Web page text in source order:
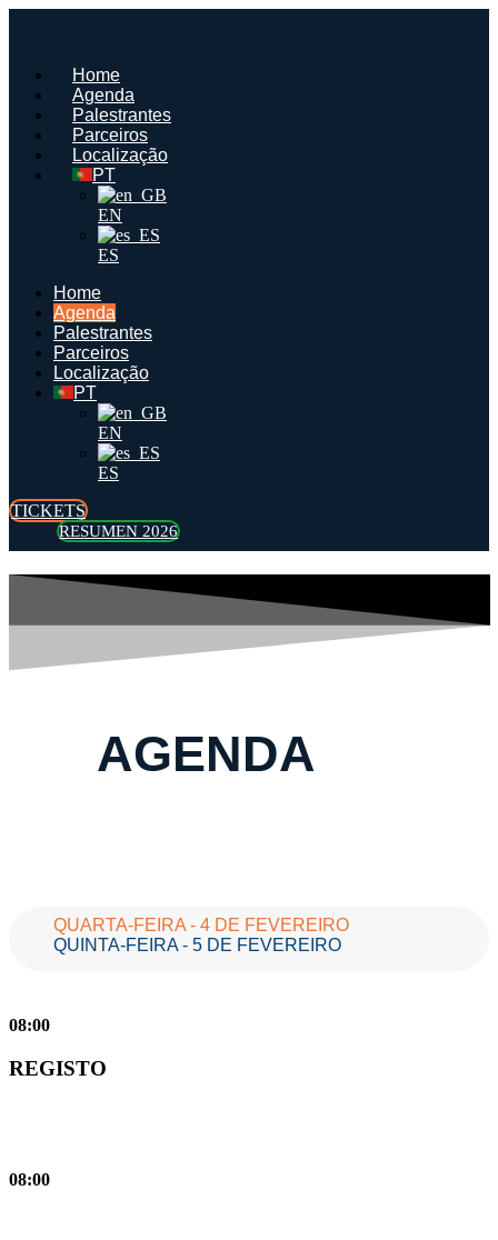
conteúdo
Home
Agenda
Palestrantes
Parceiros
Localização
PT
EN
ES
Home
Agenda
Palestrantes
Parceiros
Localização
PT
EN
ES
TICKETS
RESUMEN 2026
AGENDA
QUARTA-FEIRA - 4 DE FEVEREIRO
QUINTA-FEIRA - 5 DE FEVEREIRO
08:00
REGISTO
08:00